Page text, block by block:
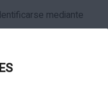
mediante